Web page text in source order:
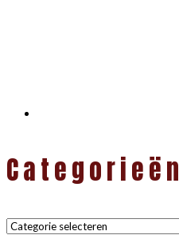
Categorieën
Categorieën